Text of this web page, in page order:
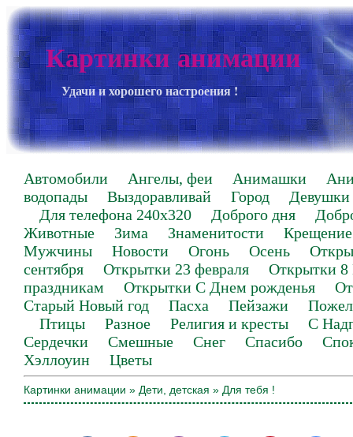
Картинки анимации
Удачи и хорошего настроения !
Автомобили Ангелы, феи Анимашки
водопады
Выздоравливай Город
Девушки
Для телефона 240х320
Доброго дня
Животные
Зима Знаменитости
Крещение
Мужчины
Новости Огонь Осень
сентября
Открытки 23 февраля
Открытки 8
праздникам
Открытки С Днем рожденья
Старый Новый год
Пасха Пейзажи
Птицы
Разное Религия и кресты
С
Сердечки
Смешные Снег Спасибо
Хэллоуин
Цветы
Картинки анимации » Дети, детская » Для тебя !